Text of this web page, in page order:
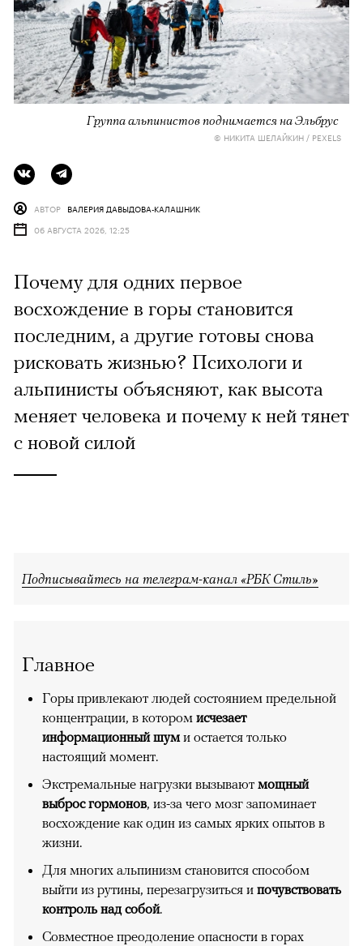
Группа альпинистов поднимается на Эльбрус
© НИКИТА ШЕЛАЙКИН / PEXELS
АВТОР ВАЛЕРИЯ ДАВЫДОВА-КАЛАШНИК
06 АВГУСТА 2026, 12:25
Почему для одних первое
восхождение в горы становится
последним, а другие готовы снова
рисковать жизнью? Психологи и
альпинисты объясняют, как высота
меняет человека и почему к ней тянет
с новой силой
Подписывайтесь на телеграм-канал «РБК Стиль»
Главное
Горы привлекают людей состоянием предельной
концентрации, в котором исчезает
информационный шуми остается только
настоящий момент.
Экстремальные нагрузки вызывают мощный
выброс гормонов, из-за чего мозг запоминает
восхождение как один из самых ярких опытов в
жизни.
Для многих альпинизм становится способом
выйти из рутины, перезагрузиться и почувствовать
контроль над собой.
Совместное преодоление опасности в горах